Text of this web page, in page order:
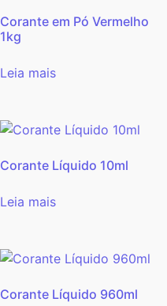
Corante em Pó Vermelho
1kg
Leia mais
Corante Líquido 10ml
Leia mais
Corante Líquido 960ml